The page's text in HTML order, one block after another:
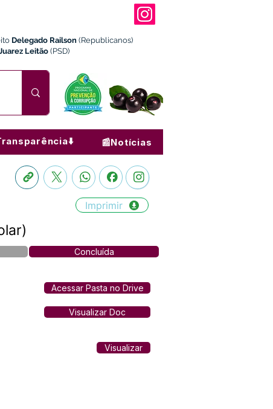
Delegado Railson (Republicanos)
Leitão (PSD)
📰Notícias
Imprimir
Concluída
Acessar Pasta no Drive
Visualizar Doc
Visualizar